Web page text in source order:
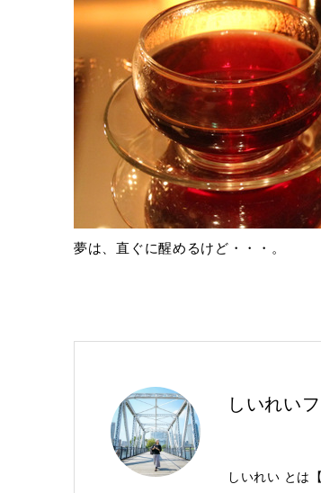
夢は、直ぐに醒めるけど・・・。
しいれい
しいれい とは